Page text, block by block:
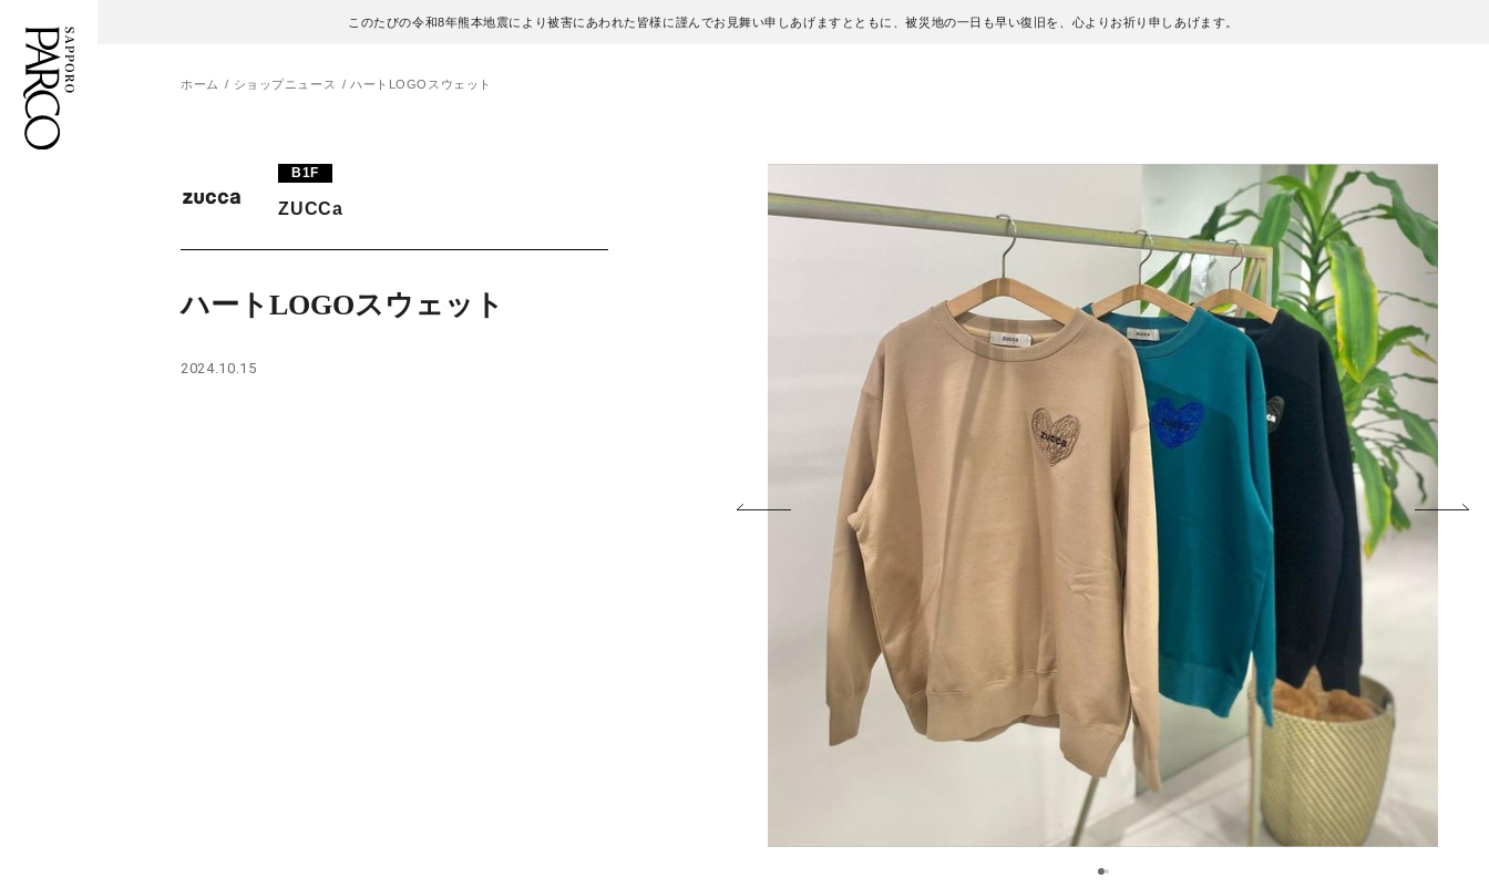
このたびの令和8年熊本地震により被害にあわれた皆様に謹んでお見舞い申しあげますとともに、被災地の一日も早い復旧を、心よりお祈り申しあげます。
施設案内・アクセス
ホーム ショップニュース ハートLOGOスウェット
B1F
ZUCCa
ハートLOGOスウェット
2024.10.15
12